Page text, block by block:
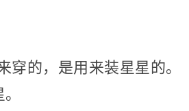
穿的，是用来装星星的。